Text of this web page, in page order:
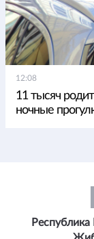
12:08
11 тысяч
ночные